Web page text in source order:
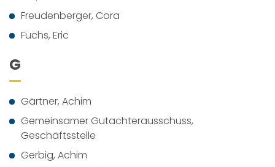
Freudenberger, Cora
Fuchs, Eric
G
Gärtner, Achim
Gemeinsamer Gutachterausschuss,
Geschäftsstelle
Gerbig, Achim